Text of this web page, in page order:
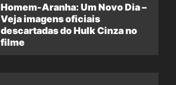
Homem-Aranha: Um Novo Dia –
Veja imagens oficiais
descartadas do Hulk Cinza no
filme